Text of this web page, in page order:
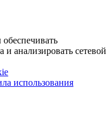
анализировать сетевой
использования